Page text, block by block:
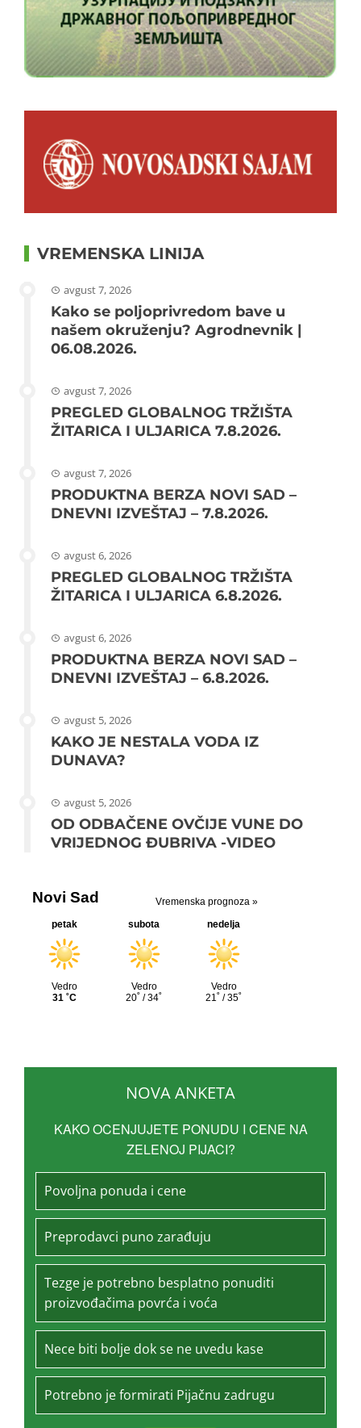
VREMENSKA LINIJA
avgust 7, 2026
Kako se poljoprivredom bave u
našem okruženju? Agrodnevnik |
06.08.2026.
avgust 7, 2026
PREGLED GLOBALNOG TRŽIŠTA
ŽITARICA I ULJARICA 7.8.2026.
avgust 7, 2026
PRODUKTNA BERZA NOVI SAD –
DNEVNI IZVEŠTAJ – 7.8.2026.
avgust 6, 2026
PREGLED GLOBALNOG TRŽIŠTA
ŽITARICA I ULJARICA 6.8.2026.
avgust 6, 2026
PRODUKTNA BERZA NOVI SAD –
DNEVNI IZVEŠTAJ – 6.8.2026.
avgust 5, 2026
KAKO JE NESTALA VODA IZ
DUNAVA?
avgust 5, 2026
OD ODBAČENE OVČIJE VUNE DO
VRIJEDNOG ĐUBRIVA -VIDEO
NOVA ANKETA
KAKO OCENJUJETE PONUDU I CENE NA
ZELENOJ PIJACI?
Povoljna ponuda i cene
Preprodavci puno zarađuju
Tezge je potrebno besplatno ponuditi
proizvođačima povrća i voća
Nece biti bolje dok se ne uvedu kase
Potrebno je formirati Pijačnu zadrugu